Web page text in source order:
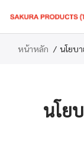
หน้าหลัก นโยบ
นโย